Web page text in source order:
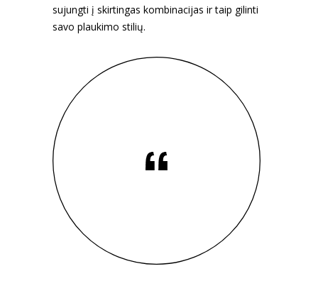
sujungti į skirtingas kombinacijas ir taip gilinti
savo plaukimo stilių.